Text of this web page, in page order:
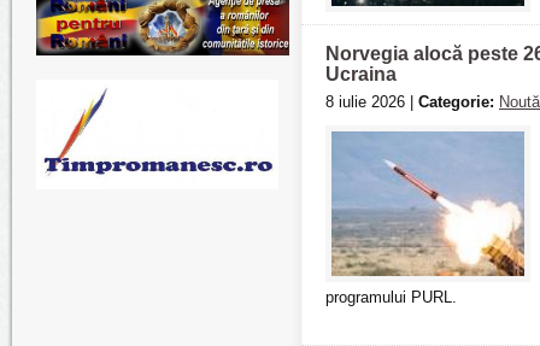
Norvegia alocă peste
Ucraina
8 iulie 2026 | Categorie:
programului PURL.